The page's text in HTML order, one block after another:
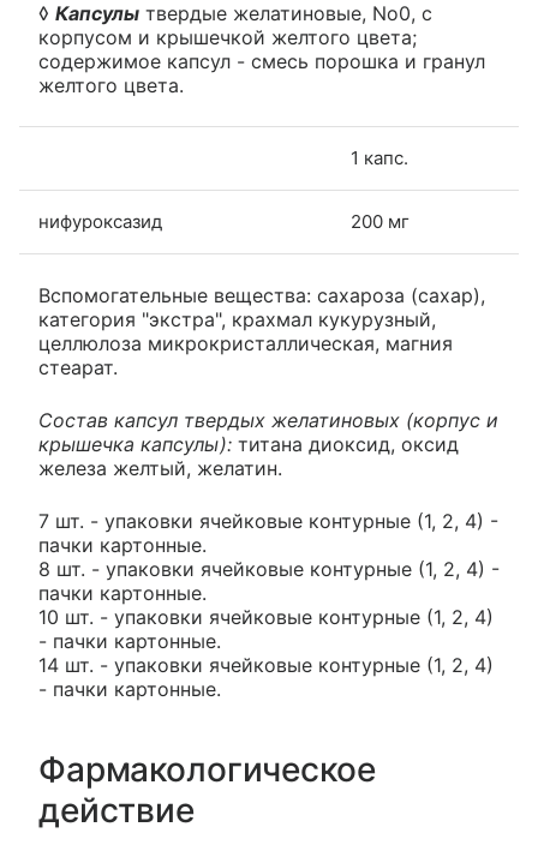
◊ Капсулы твердые желатиновые, No0, с
корпусом и крышечкой желтого цвета;
содержимое капсул - смесь порошка и гранул
желтого цвета.
1 капс.
нифуроксазид 200 мг
Вспомогательные вещества: сахароза (сахар),
категория "экстра", крахмал кукурузный,
целлюлоза микрокристаллическая, магния
стеарат.
Состав капсул твердых желатиновых (корпус и
крышечка капсулы): титана диоксид, оксид
железа желтый, желатин.
7 шт. - упаковки ячейковые контурные (1, 2, 4) -
пачки картонные.
8 шт. - упаковки ячейковые контурные (1, 2, 4) -
пачки картонные.
10 шт. - упаковки ячейковые контурные (1, 2, 4)
- пачки картонные.
14 шт. - упаковки ячейковые контурные (1, 2, 4)
- пачки картонные.
Фармакологическое
действие